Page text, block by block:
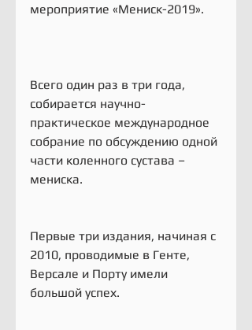
мероприятие «Мениск-2019».
Всего один раз в три года,
собирается научно-
практическое международное
собрание по обсуждению одной
части коленного сустава –
мениска.
Первые три издания, начиная с
2010, проводимые в Генте,
Версале и Порту имели
большой успех.